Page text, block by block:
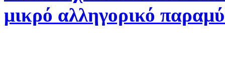
μικρό αλληγορικό